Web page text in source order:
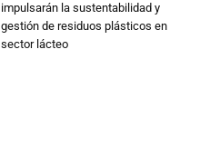
impulsarán la sustentabilidad y
gestión de residuos plásticos en
sector lácteo